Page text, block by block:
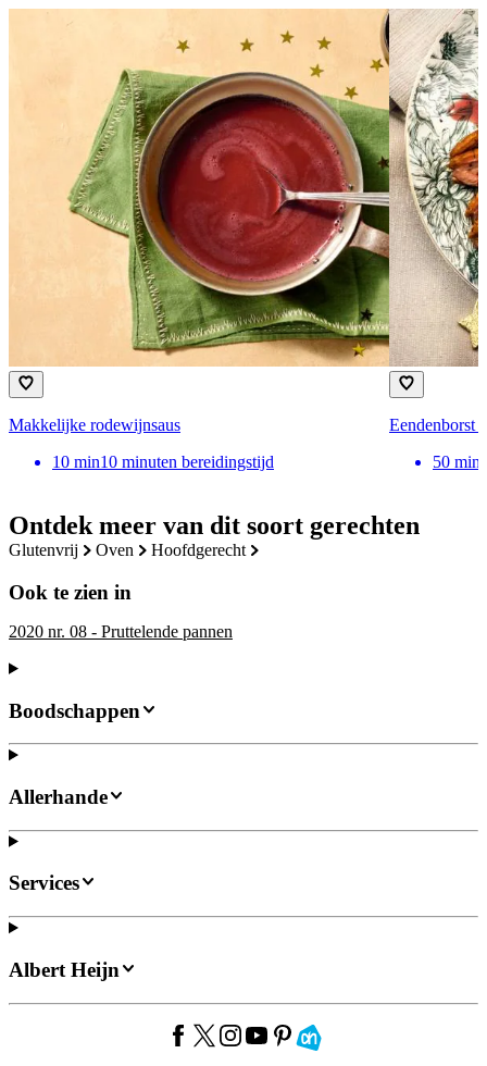
Ontdek meer van dit soort gerechten
glutenvrij oven hoofdgerecht
Ook te zien in
2020 nr. 08 - Pruttelende pannen
Makkelijke rodewijnsaus
10 min10 minuten bereidingstijd
Eendenborst
50 min
Boodschappen
Allerhande
Services
Albert Heijn